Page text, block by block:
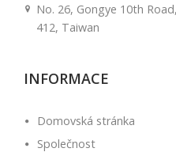
No. 26, Gongye 10th
412, Taiwan
INFORMACE
Domovská stránka
Společnost